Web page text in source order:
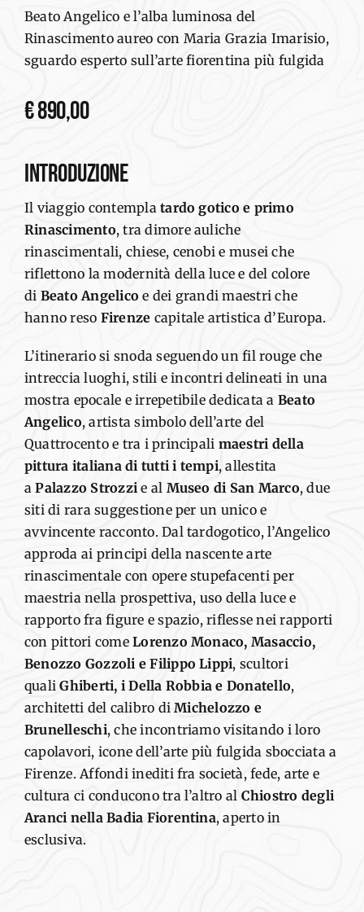
Beato Angelico e l’alba luminosa del
Rinascimento aureo con Maria Grazia Imarisio,
sguardo esperto sull’arte fiorentina più fulgida
€ 890,00
INTRODUZIONE
Il viaggio contemplatardo gotico e primo
Rinascimento, tra dimore auliche
rinascimentali, chiese, cenobi e musei che
riflettono la modernità della luce e del colore
di Beato Angelico e dei grandi maestri che
hanno reso Firenze capitale artistica d’Europa.
L’itinerario si snoda seguendo un fil rouge che
intreccia luoghi, stili e incontri delineati in una
mostra epocale e irrepetibile dedicata a Beato
Angelico, artista simbolo dell’arte del
Quattrocento e tra i principali maestri della
pittura italiana di tutti i tempi, allestita
aPalazzo Strozzi e al Museo di San Marco, due
siti di rara suggestione per un unico e
avvincente racconto. Dal tardogotico, l’Angelico
approda ai principi della nascente arte
rinascimentale con opere stupefacenti per
maestria nella prospettiva, uso della luce e
rapporto fra figure e spazio, riflesse nei rapporti
con pittori comeLorenzo Monaco, Masaccio,
Benozzo Gozzoli e Filippo Lippi, scultori
qualiGhiberti, i Della Robbia e Donatello,
architetti del calibro diMichelozzo e
Brunelleschi, che incontriamo visitando i loro
capolavori, icone dell’arte più fulgida sbocciata a
Firenze. Affondi inediti fra società, fede, arte e
cultura ci conducono tra l’altro al Chiostro degli
Aranci nella Badia Fiorentina, aperto in
esclusiva.